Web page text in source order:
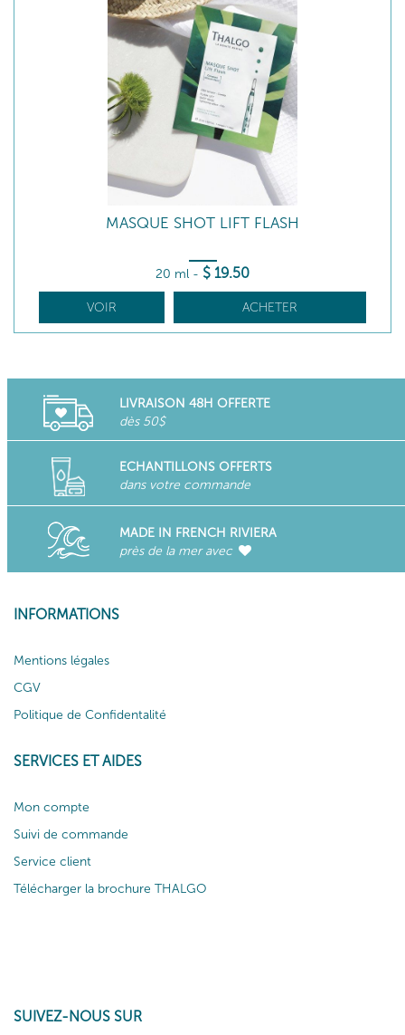
MASQUE SHOT LIFT FLASH
20 ml - $ 19.50
VOIR ACHETER
LIVRAISON 48H OFFERTE
dès 50$
ECHANTILLONS OFFERTS
dans votre commande
MADE IN FRENCH RIVIERA
près de la mer avec
INFORMATIONS
Mentions légales
CGV
Politique de Confidentalité
SERVICES ET AIDES
Mon compte
Suivi de commande
Service client
Télécharger la brochure THALGO
SUIVEZ-NOUS SUR